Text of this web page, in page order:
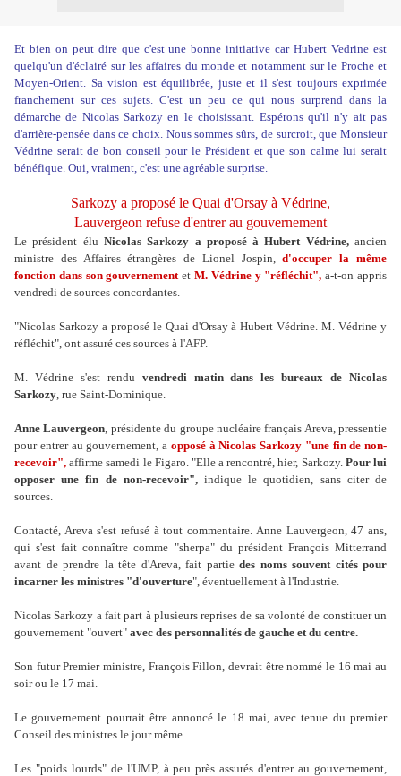
Et bien on peut dire que c'est une bonne initiative car Hubert Vedrine est
quelqu'un d'éclairé sur les affaires du monde et notamment sur le Proche et
Moyen-Orient. Sa vision est équilibrée, juste et il s'est toujours exprimée
franchement sur ces sujets. C'est un peu ce qui nous surprend dans la
démarche de Nicolas Sarkozy en le choisissant. Espérons qu'il n'y ait pas
d'arrière-pensée dans ce choix. Nous sommes sûrs, de surcroit, que Monsieur
Védrine serait de bon conseil pour le Président et que son calme lui serait
bénéfique. Oui, vraiment, c'est une agréable surprise.
Sarkozy a proposé le Quai d'Orsay à Védrine,
Lauvergeon refuse d'entrer au gouvernement
Le président élu Nicolas Sarkozy a proposé à Hubert Védrine,ancien
ministre des Affaires étrangères de Lionel Jospin,d'occuper la même
fonction dans son gouvernementetM. Védrine y "réfléchit", a-t-on appris
vendredi de sources concordantes.
"Nicolas Sarkozy a proposé le Quai d'Orsay à Hubert Védrine. M. Védrine y
réfléchit", ont assuré ces sources à l'AFP.
M. Védrine s'est rendu vendredi matin dans les bureaux de Nicolas
Sarkozy, rue Saint-Dominique.
Anne Lauvergeon, présidente du groupe nucléaire français Areva, pressentie
pour entrer au gouvernement, a opposé à Nicolas Sarkozy "une fin de non-
recevoir", affirme samedi le Figaro. "Elle a rencontré, hier, Sarkozy.Pour lui
opposer une fin de non-recevoir",indique le quotidien, sans citer de
sources.
Contacté, Areva s'est refusé à tout commentaire. Anne Lauvergeon, 47 ans,
qui s'est fait connaître comme "sherpa" du président François Mitterrand
avant de prendre la tête d'Areva, fait partie des noms souvent cités pour
incarner les ministres "d'ouverture", éventuellement à l'Industrie.
Nicolas Sarkozy a fait part à plusieurs reprises de sa volonté de constituer un
gouvernement "ouvert" avec des personnalités de gauche et du centre.
Son futur Premier ministre, François Fillon, devrait être nommé le 16 mai au
soir ou le 17 mai.
Le gouvernement pourrait être annoncé le 18 mai, avec tenue du premier
Conseil des ministres le jour même.
Les "poids lourds" de l'UMP, à peu près assurés d'entrer au gouvernement,